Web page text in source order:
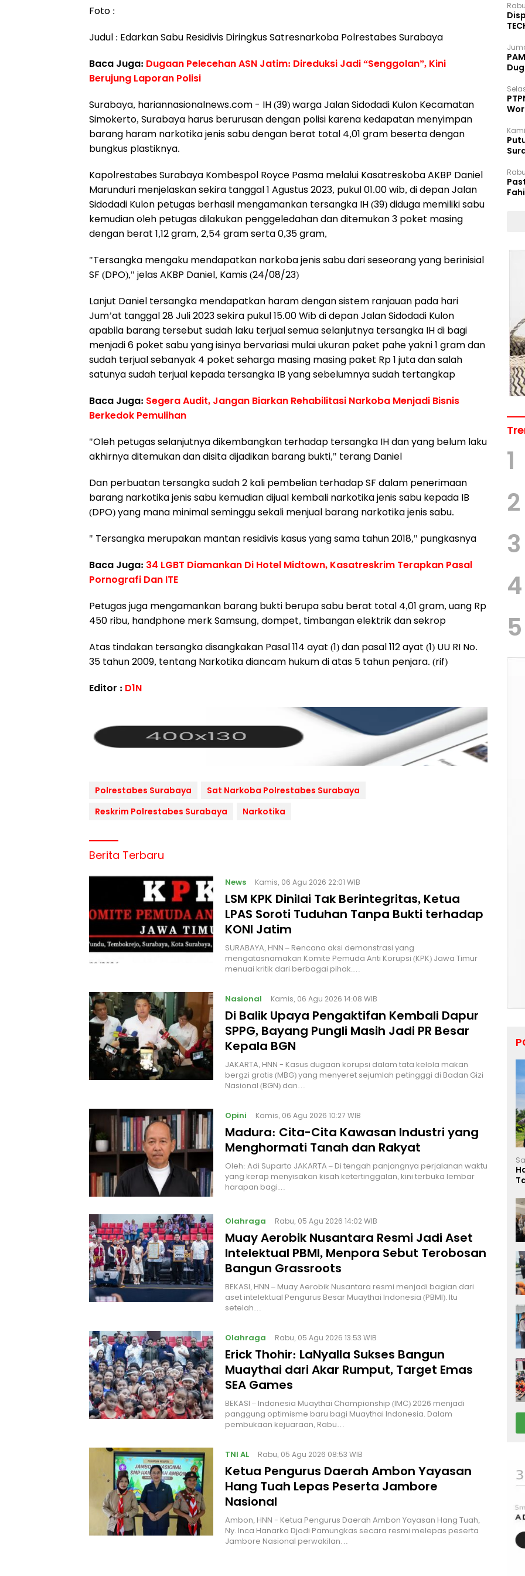
Foto :
Judul : Edarkan Sabu Residivis Diringkus Satresnarkoba Polrestabes Surabaya
Baca Juga: Dugaan Pelecehan ASN Jatim: Direduksi Jadi “Senggolan”, Kini
Berujung Laporan Polisi
Surabaya, hariannasionalnews.com - IH (39) warga Jalan Sidodadi Kulon Kecamatan
Simokerto, Surabaya harus berurusan dengan polisi karena kedapatan menyimpan
barang haram narkotika jenis sabu dengan berat total 4,01 gram beserta dengan
bungkus plastiknya.
Kapolrestabes Surabaya Kombespol Royce Pasma melalui Kasatreskoba AKBP Daniel
Marunduri menjelaskan sekira tanggal 1 Agustus 2023, pukul 01.00 wib, di depan Jalan
Sidodadi Kulon petugas berhasil mengamankan tersangka IH (39) diduga memiliki sabu
kemudian oleh petugas dilakukan penggeledahan dan ditemukan 3 poket masing
dengan berat 1,12 gram, 2,54 gram serta 0,35 gram,
"Tersangka mengaku mendapatkan narkoba jenis sabu dari seseorang yang berinisial
SF (DPO)," jelas AKBP Daniel, Kamis (24/08/23)
Lanjut Daniel tersangka mendapatkan haram dengan sistem ranjauan pada hari
Jum’at tanggal 28 Juli 2023 sekira pukul 15.00 Wib di depan Jalan Sidodadi Kulon
apabila barang tersebut sudah laku terjual semua selanjutnya tersangka IH di bagi
menjadi 6 poket sabu yang isinya bervariasi mulai ukuran paket pahe yakni 1 gram dan
sudah terjual sebanyak 4 poket seharga masing masing paket Rp 1 juta dan salah
satunya sudah terjual kepada tersangka IB yang sebelumnya sudah tertangkap
Baca Juga: Segera Audit, Jangan Biarkan Rehabilitasi Narkoba Menjadi Bisnis
Berkedok Pemulihan
"Oleh petugas selanjutnya dikembangkan terhadap tersangka IH dan yang belum laku
akhirnya ditemukan dan disita dijadikan barang bukti," terang Daniel
Dan perbuatan tersangka sudah 2 kali pembelian terhadap SF dalam penerimaan
barang narkotika jenis sabu kemudian dijual kembali narkotika jenis sabu kepada IB
(DPO) yang mana minimal seminggu sekali menjual barang narkotika jenis sabu.
" Tersangka merupakan mantan residivis kasus yang sama tahun 2018," pungkasnya
Baca Juga: 34 LGBT Diamankan Di Hotel Midtown, Kasatreskrim Terapkan Pasal
Pornografi Dan ITE
Petugas juga mengamankan barang bukti berupa sabu berat total 4,01 gram, uang Rp
450 ribu, handphone merk Samsung, dompet, timbangan elektrik dan sekrop
Atas tindakan tersangka disangkakan Pasal 114 ayat (1) dan pasal 112 ayat (1) UU RI No.
35 tahun 2009, tentang Narkotika diancam hukum di atas 5 tahun penjara. (rif)
Editor : D1N
Polrestabes Surabaya
Sat Narkoba Polrestabes Surabaya
Reskrim Polrestabes Surabaya
Narkotika
Berita Terbaru
News Kamis, 06 Agu 2026 22:01 WIB
LSM KPK Dinilai Tak Berintegritas, Ketua
LPAS Soroti Tuduhan Tanpa Bukti terhadap
KONI Jatim
SURABAYA, HNN – Rencana aksi demonstrasi yang
mengatasnamakan Komite Pemuda Anti Korupsi (KPK) Jawa Timur
menuai kritik dari berbagai pihak.…
Nasional Kamis, 06 Agu 2026 14:08 WIB
Di Balik Upaya Pengaktifan Kembali Dapur
SPPG, Bayang Pungli Masih Jadi PR Besar
Kepala BGN
JAKARTA, HNN - Kasus dugaan korupsi dalam tata kelola makan
bergzi gratis (MBG) yang menyeret sejumlah petingggi di Badan Gizi
Nasional (BGN) dan…
Opini Kamis, 06 Agu 2026 10:27 WIB
Madura: Cita-Cita Kawasan Industri yang
Menghormati Tanah dan Rakyat
Oleh: Adi Suparto JAKARTA – Di tengah panjangnya perjalanan waktu
yang kerap menyisakan kisah ketertinggalan, kini terbuka lembar
harapan bagi…
Olahraga Rabu, 05 Agu 2026 14:02 WIB
Muay Aerobik Nusantara Resmi Jadi Aset
Intelektual PBMI, Menpora Sebut Terobosan
Bangun Grassroots
BEKASI, HNN – Muay Aerobik Nusantara resmi menjadi bagian dari
aset intelektual Pengurus Besar Muaythai Indonesia (PBMI). Itu
setelah…
Olahraga Rabu, 05 Agu 2026 13:53 WIB
Erick Thohir: LaNyalla Sukses Bangun
Muaythai dari Akar Rumput, Target Emas
SEA Games
BEKASI – Indonesia Muaythai Championship (IMC) 2026 menjadi
panggung optimisme baru bagi Muaythai Indonesia. Dalam
pembukaan kejuaraan, Rabu…
TNI AL Rabu, 05 Agu 2026 08:53 WIB
Ketua Pengurus Daerah Ambon Yayasan
Hang Tuah Lepas Peserta Jambore
Nasional
Ambon, HNN - Ketua Pengurus Daerah Ambon Yayasan Hang Tuah,
Ny. Inca Hanarko Djodi Pamungkas secara resmi melepas peserta
Jambore Nasional perwakilan…
1
2
3
4
5